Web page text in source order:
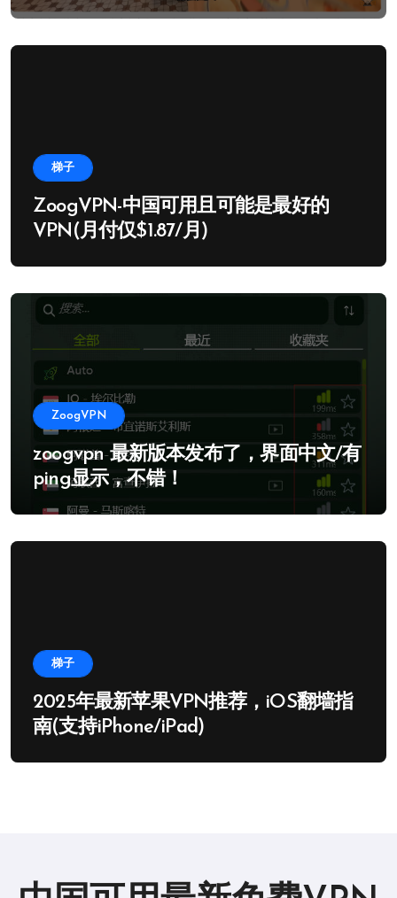
梯子
ZoogVPN-中国可用且可能是最好的
VPN(月付仅$1.87/月)
ZoogVPN
zoogvpn 最新版本发布了，界面中文/有
ping显示，不错！
梯子
2025年最新苹果VPN推荐，iOS翻墙指
南(支持iPhone/iPad)